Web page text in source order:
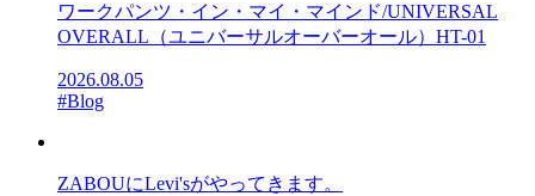
ワークパンツ・イン・マイ・マインド/UNIVERSAL
OVERALL（ユニバーサルオーバーオール）HT-01
2026.08.05
#Blog
ZABOUにLevi'sがやってきます。